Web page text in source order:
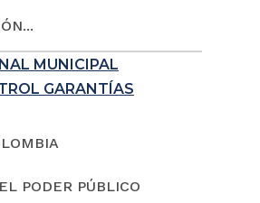
MUNICIPAL
GARANTÍAS
PODER PÚBLICO